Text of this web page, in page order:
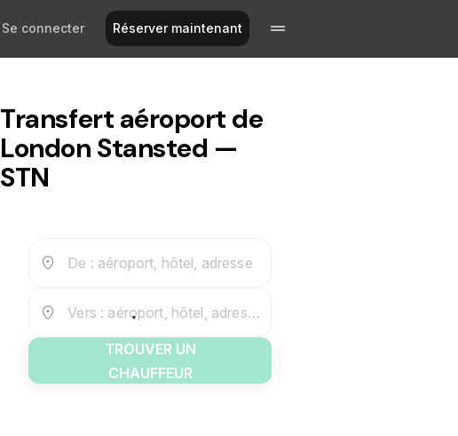
Se connecter Réserver maintenant
Transfert aéroport de
London Stansted —
STN
De : aéroport, hôtel, adresse
Vers : aéroport, hôtel, adresse
TROUVER UN
CHAUFFEUR